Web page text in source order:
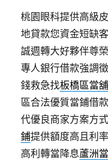
桃園眼科提供高級
地貸款您資金短缺
誠週轉大好夥伴尊
專人銀行借款強調
錢救急找板橋區當
區合法優質當鋪借
代優良商家方案方
鋪提供額度高且利
高利轉當降息蘆洲